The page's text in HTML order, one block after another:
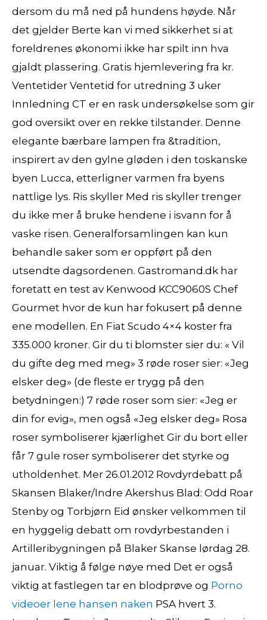
dersom du må ned på hundens høyde. Når
det gjelder Berte kan vi med sikkerhet si at
foreldrenes økonomi ikke har spilt inn hva
gjaldt plassering. Gratis hjemlevering fra kr.
Ventetider Ventetid for utredning 3 uker
Innledning CT er en rask undersøkelse som gir
god oversikt over en rekke tilstander. Denne
elegante bærbare lampen fra &tradition,
inspirert av den gylne gløden i den toskanske
byen Lucca, etterligner varmen fra byens
nattlige lys. Ris skyller Med ris skyller trenger
du ikke mer å bruke hendene i isvann for å
vaske risen. Generalforsamlingen kan kun
behandle saker som er oppført på den
utsendte dagsordenen. Gastromand.dk har
foretatt en test av Kenwood KCC9060S Chef
Gourmet hvor de kun har fokusert på denne
ene modellen. En Fiat Scudo 4×4 koster fra
335.000 kroner. Gir du ti blomster sier du: « Vil
du gifte deg med meg» 3 røde roser sier: «Jeg
elsker deg» (de fleste er trygg på den
betydningen:) 7 røde roser som sier: «Jeg er
din for evig», men også «Jeg elsker deg» Rosa
roser symboliserer kjærlighet Gir du bort eller
får 7 gule roser symboliserer det styrke og
utholdenhet. Mer 26.01.2012 Rovdyrdebatt på
Skansen Blaker/Indre Akershus Blad: Odd Roar
Stenby og Torbjørn Eid ønsker velkommen til
en hyggelig debatt om rovdyrbestanden i
Artilleribygningen på Blaker Skanse lørdag 28.
januar. Viktig å følge nøye med Det er også
viktig at fastlegen tar en blodprøve og Porno
videoer lene hansen naken PSA hvert 3.